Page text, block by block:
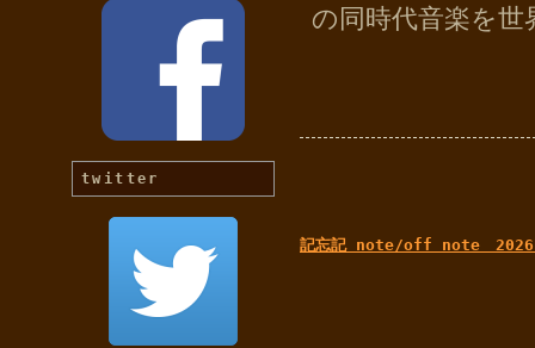
twitter
の同時代音楽を
記忘記 note/off note